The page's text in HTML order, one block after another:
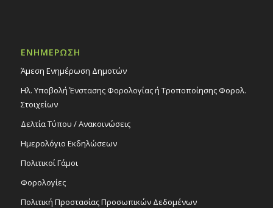
ΕΝΗΜΕΡΩΣΗ
Άμεση Ενημέρωση Δημοτών
Ηλ. Υποβολή Ένστασης Φορολογίας ή Τροποποίησης Φορολ.
Στοιχείων
Δελτία Τύπου / Ανακοινώσεις
Ημερολόγιο Εκδηλώσεων
Πολιτικοί Γάμοι
Φορολογίες
Πολιτική Προστασίας Προσωπικών Δεδομένων